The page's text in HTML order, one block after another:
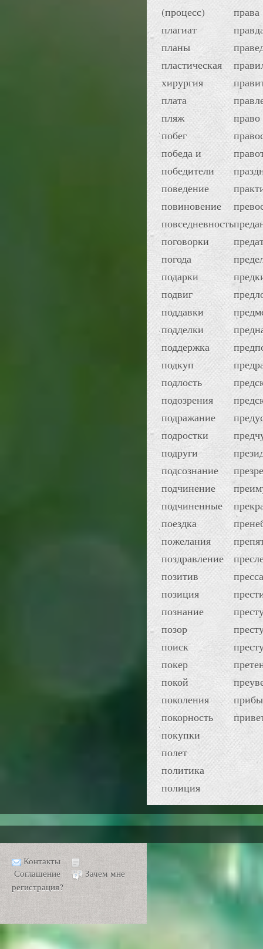
(процесс)
плагиат
планы
пластическая
хирургия
плата
пляж
побег
победа и
победители
поведение
повиновение
повседневность
поговорки
погода
подарки
подвиг
поддавки
подделки
поддержка
подкуп
подлость
подозрения
подражание
подростки
подруги
подсознание
подчинение
подчиненные
поездка
пожелания
поздравление
позитив
позиция
познание
позор
поиск
покер
покой
поколения
покорность
покупки
полет
политика
полиция
права
право
пресса
Контакты
Соглашение
Зачем мне
регистрация?